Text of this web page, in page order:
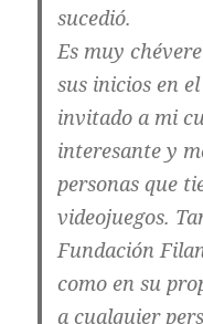
sucedió.
Es muy
sus inicios en
invitado a mi
interesante y
personas que
videojuegos.
Fundación
como en su
a cualquier